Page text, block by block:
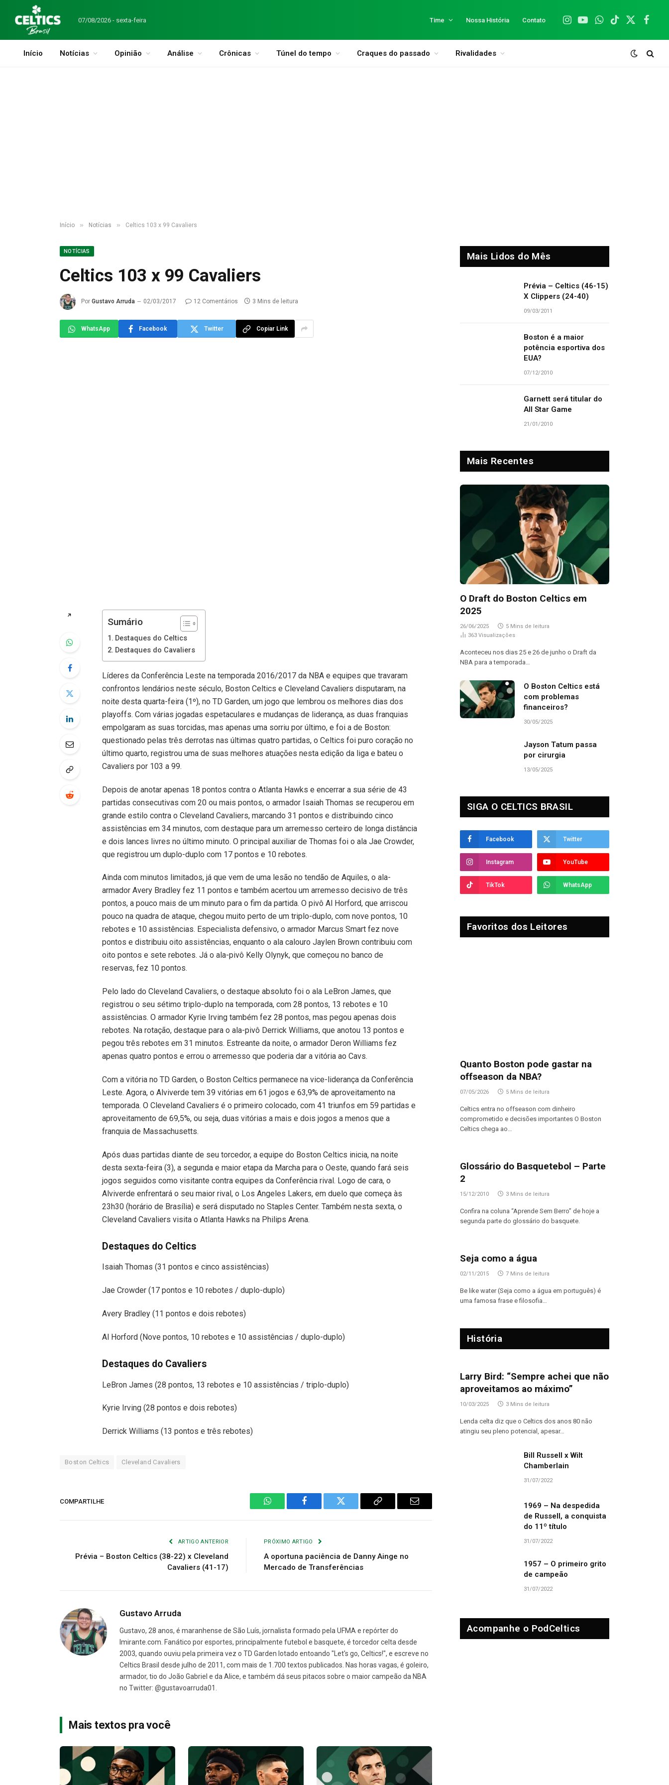
07/08/2026 - sexta-feira Time Nossa História Contato
Instagram
YouTubeWhatsApp
TikTok
X
Início Notícias Opinião Análise Crônicas Túnel do tempo Craques do passado Rivalidades
Início » Notícias » Celtics 103 x 99 Cavaliers
NOTÍCIAS
Celtics 103 x 99 Cavaliers
Por Gustavo Arruda 02/03/2017 12 Comentários 3 Mins de leitura
WhatsApp Facebook Twitter Copiar Link
↗
Sumário
Destaques do Celtics
Destaques do Cavaliers
Líderes da Conferência Leste na temporada 2016/2017 da NBA e equipes que travaram
confrontos lendários neste século, Boston Celtics e Cleveland Cavaliers disputaram, na
noite desta quarta-feira (1º), no TD Garden, um jogo que lembrou os melhores dias dos
playoffs. Com várias jogadas espetaculares e mudanças de liderança, as duas franquias
empolgaram as suas torcidas, mas apenas uma sorriu por último, e foi a de Boston:
questionado pelas três derrotas nas últimas quatro partidas, o Celtics foi puro coração no
último quarto, registrou uma de suas melhores atuações nesta edição da liga e bateu o
Cavaliers por 103 a 99.
Depois de anotar apenas 18 pontos contra o Atlanta Hawks e encerrar a sua série de 43
partidas consecutivas com 20 ou mais pontos, o armador Isaiah Thomas se recuperou em
grande estilo contra o Cleveland Cavaliers, marcando 31 pontos e distribuindo cinco
assistências em 34 minutos, com destaque para um arremesso certeiro de longa distância
e dois lances livres no último minuto. O principal auxiliar de Thomas foi o ala Jae Crowder,
que registrou um duplo-duplo com 17 pontos e 10 rebotes.
Ainda com minutos limitados, já que vem de uma lesão no tendão de Aquiles, o ala-
armador Avery Bradley fez 11 pontos e também acertou um arremesso decisivo de três
pontos, a pouco mais de um minuto para o fim da partida. O pivô Al Horford, que arriscou
pouco na quadra de ataque, chegou muito perto de um triplo-duplo, com nove pontos, 10
rebotes e 10 assistências. Especialista defensivo, o armador Marcus Smart fez nove
pontos e distribuiu oito assistências, enquanto o ala calouro Jaylen Brown contribuiu com
oito pontos e sete rebotes. Já o ala-pivô Kelly Olynyk, que começou no banco de
reservas, fez 10 pontos.
Pelo lado do Cleveland Cavaliers, o destaque absoluto foi o ala LeBron James, que
registrou o seu sétimo triplo-duplo na temporada, com 28 pontos, 13 rebotes e 10
assistências. O armador Kyrie Irving também fez 28 pontos, mas pegou apenas dois
rebotes. Na rotação, destaque para o ala-pivô Derrick Williams, que anotou 13 pontos e
pegou três rebotes em 31 minutos. Estreante da noite, o armador Deron Williams fez
apenas quatro pontos e errou o arremesso que poderia dar a vitória ao Cavs.
Com a vitória no TD Garden, o Boston Celtics permanece na vice-liderança da Conferência
Leste. Agora, o Alviverde tem 39 vitórias em 61 jogos e 63,9% de aproveitamento na
temporada. O Cleveland Cavaliers é o primeiro colocado, com 41 triunfos em 59 partidas e
aproveitamento de 69,5%, ou seja, duas vitórias a mais e dois jogos a menos que a
franquia de Massachusetts.
Após duas partidas diante de seu torcedor, a equipe do Boston Celtics inicia, na noite
desta sexta-feira (3), a segunda e maior etapa da Marcha para o Oeste, quando fará seis
jogos seguidos como visitante contra equipes da Conferência rival. Logo de cara, o
Alviverde enfrentará o seu maior rival, o Los Angeles Lakers, em duelo que começa às
23h30 (horário de Brasília) e será disputado no Staples Center. Também nesta sexta, o
Cleveland Cavaliers visita o Atlanta Hawks na Philips Arena.
Destaques do Celtics
Isaiah Thomas (31 pontos e cinco assistências)
Jae Crowder (17 pontos e 10 rebotes / duplo-duplo)
Avery Bradley (11 pontos e dois rebotes)
Al Horford (Nove pontos, 10 rebotes e 10 assistências / duplo-duplo)
Destaques do Cavaliers
LeBron James (28 pontos, 13 rebotes e 10 assistências / triplo-duplo)
Kyrie Irving (28 pontos e dois rebotes)
Derrick Williams (13 pontos e três rebotes)
Boston Celtics Cleveland Cavaliers
COMPARTILHE
WhatsAppFacebook Twitter
Copiar
E-
ARTIGO ANTERIOR
Prévia – Boston Celtics (38-22) x Cleveland
Cavaliers (41-17)
PRÓXIMO ARTIGO
A oportuna paciência de Danny Ainge no
Mercado de Transferências
Gustavo Arruda
Gustavo, 28 anos, é maranhense de São Luís, jornalista formado pela UFMA e repórter do
Imirante.com. Fanático por esportes, principalmente futebol e basquete, é torcedor celta desde
2003, quando ouviu pela primeira vez o TD Garden lotado entoando "Let's go, Celtics!", e escreve no
Celtics Brasil desde julho de 2011, com mais de 1.700 textos publicados. Nas horas vagas, é goleiro,
armador, tio do João Gabriel e da Alice, e também dá seus pitacos sobre o maior campeão da NBA
no Twitter: @gustavoarruda01.
Mais textos pra você
Mais Lidos do Mês
Prévia – Celtics (46-15)
X Clippers (24-40)
09/03/2011
Boston é a maior
potência esportiva dos
EUA?
07/12/2010
Garnett será titular do
All Star Game
21/01/2010
Mais Recentes
O Draft do Boston Celtics em
2025
26/06/2025
5 Mins de leitura
363 Visualizações
Aconteceu nos dias 25 e 26 de junho o Draft da
NBA para a temporada…
O Boston Celtics está
com problemas
financeiros?
30/05/2025
Jayson Tatum passa
por cirurgia
13/05/2025
SIGA O CELTICS BRASIL
Facebook Twitter
Instagram YouTube
TikTok WhatsApp
Favoritos dos Leitores
Quanto Boston pode gastar na
offseason da NBA?
07/05/2026 5 Mins de leitura
Celtics entra no offseason com dinheiro
comprometido e decisões importantes O Boston
Celtics chega ao…
Glossário do Basquetebol – Parte
2
15/12/2010 3 Mins de leitura
Confira na coluna “Aprende Sem Berro” de hoje a
segunda parte do glossário do basquete.
Seja como a água
02/11/2015 7 Mins de leitura
Be like water (Seja como a água em português) é
uma famosa frase e filosofia…
História
Larry Bird: “Sempre achei que não
aproveitamos ao máximo”
10/03/2025 3 Mins de leitura
Lenda celta diz que o Celtics dos anos 80 não
atingiu seu pleno potencial, apesar…
Bill Russell x Wilt
Chamberlain
31/07/2022
1969 – Na despedida
de Russell, a conquista
do 11º título
31/07/2022
1957 – O primeiro grito
de campeão
31/07/2022
Acompanhe o PodCeltics